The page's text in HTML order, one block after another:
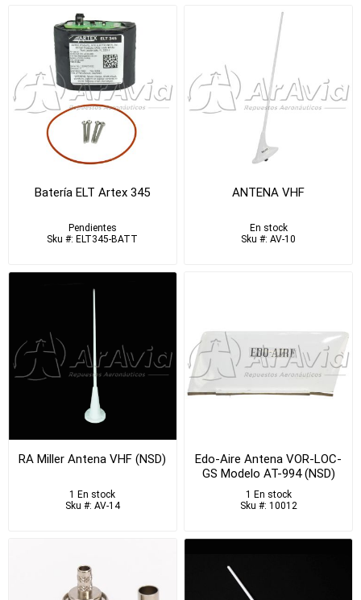
Batería ELT Artex 345
Pendientes
Sku #: ELT345-BATT
ANTENA VHF
En stock
Sku #: AV-10
RA Miller Antena VHF (NSD)
1 En stock
Sku #: AV-14
Edo-Aire Antena VOR-LOC-
GS Modelo AT-994 (NSD)
1 En stock
Sku #: 10012